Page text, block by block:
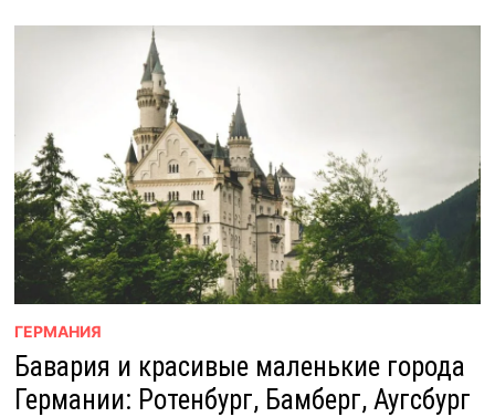
ГЕРМАНИЯ
Бавария и красивые маленькие города
Германии: Ротенбург, Бамберг, Аугсбург